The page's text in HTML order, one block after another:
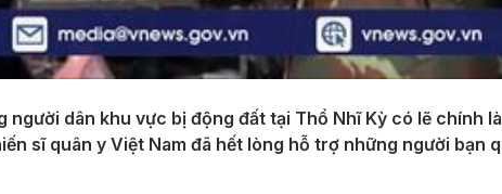
dân khu vực bị động đất tại Thổ Nhĩ Kỳ có lẽ chính
sĩ quân y Việt Nam đã hết lòng hỗ trợ những người bạn